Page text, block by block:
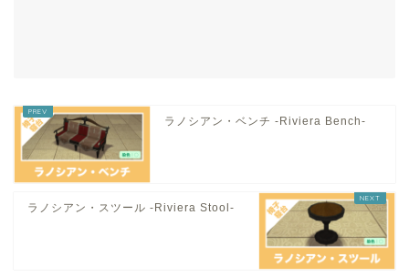
ラノシアン・ベンチ -Riviera Bench-
ラノシアン・スツール -Riviera Stool-